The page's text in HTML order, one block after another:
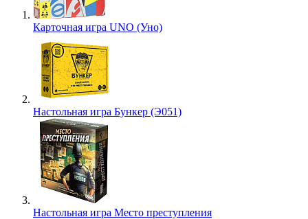
Карточная игра UNO (Уно)
Настольная игра Бункер (Э051)
Настольная игра Место преступления